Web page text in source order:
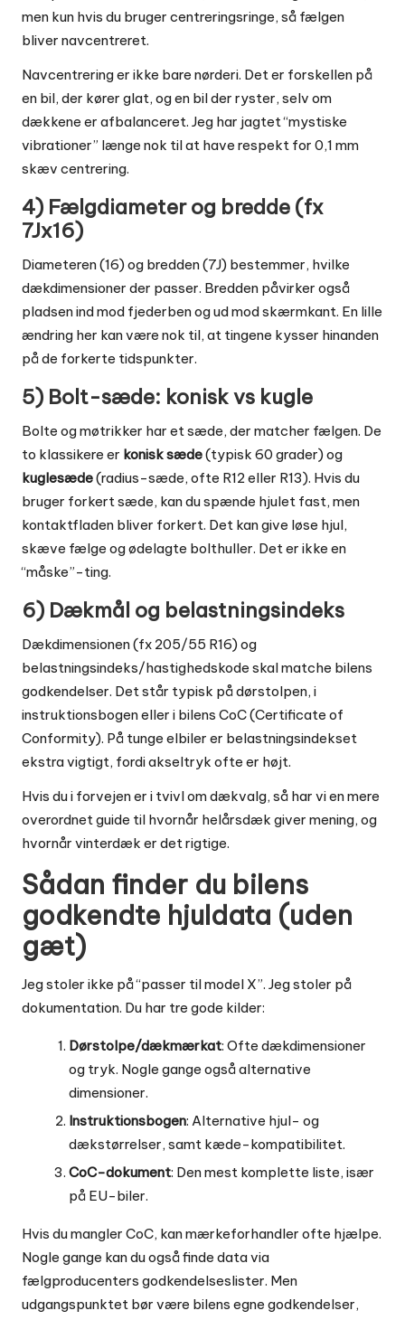
men kun hvis du bruger centreringsringe, så fælgen
bliver navcentreret.
Navcentrering er ikke bare nørderi. Det er forskellen på
en bil, der kører glat, og en bil der ryster, selv om
dækkene er afbalanceret. Jeg har jagtet “mystiske
vibrationer” længe nok til at have respekt for 0,1 mm
skæv centrering.
4) Fælgdiameter og bredde (fx
7Jx16)
Diameteren (16) og bredden (7J) bestemmer, hvilke
dækdimensioner der passer. Bredden påvirker også
pladsen ind mod fjederben og ud mod skærmkant. En lille
ændring her kan være nok til, at tingene kysser hinanden
på de forkerte tidspunkter.
5) Bolt-sæde: konisk vs kugle
Bolte og møtrikker har et sæde, der matcher fælgen. De
to klassikere er konisk sæde(typisk 60 grader) og
kuglesæde(radius-sæde, ofte R12 eller R13). Hvis du
bruger forkert sæde, kan du spænde hjulet fast, men
kontaktfladen bliver forkert. Det kan give løse hjul,
skæve fælge og ødelagte bolthuller. Det er ikke en
“måske”-ting.
6) Dækmål og belastningsindeks
Dækdimensionen (fx 205/55 R16) og
belastningsindeks/hastighedskode skal matche bilens
godkendelser. Det står typisk på dørstolpen, i
instruktionsbogen eller i bilens CoC (Certificate of
Conformity). På tunge elbiler er belastningsindekset
ekstra vigtigt, fordi akseltryk ofte er højt.
Hvis du i forvejen er i tvivl om dækvalg, så har vi en mere
overordnet guide til hvornår helårsdæk giver mening, og
hvornår vinterdæk er det rigtige.
Sådan finder du bilens
godkendte hjuldata (uden
gæt)
Jeg stoler ikke på “passer til model X”. Jeg stoler på
dokumentation. Du har tre gode kilder:
Dørstolpe/dækmærkat: Ofte dækdimensioner
og tryk. Nogle gange også alternative
dimensioner.
Instruktionsbogen: Alternative hjul- og
dækstørrelser, samt kæde-kompatibilitet.
CoC-dokument: Den mest komplette liste, især
på EU-biler.
Hvis du mangler CoC, kan mærkeforhandler ofte hjælpe.
Nogle gange kan du også finde data via
fælgproducenters godkendelseslister. Men
udgangspunktet bør være bilens egne godkendelser,